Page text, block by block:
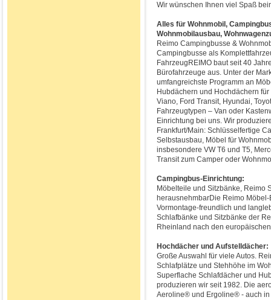
Wir wünschen Ihnen viel Spaß
Alles für Wohnmobil,
Wohnmobilausbau,
Reimo Campingbusse &
Campingbusse als
FahrzeugREIMO baut seit 40
Bürofahrzeuge aus. Unter der
umfangreichste Programm an
Hubdächern und Hochdächern
Viano, Ford Transit, Hyundai,
Fahrzeugtypen – Van oder
Einrichtung bei uns. Wir
Frankfurt/Main: Schlüsselfertige
Selbstausbau, Möbel für
insbesondere VW T6 und T5,
Transit zum Camper oder
Campingbus-Einrichtung:
Möbelteile und Sitzbänke, Reimo
herausnehmbarDie Reimo
Vormontage-freundlich und
Schlafbänke und Sitzbänke der
Rheinland nach den
Hochdächer und Aufstelldächer:
Große Auswahl für viele Autos.
Schlafplätze und Stehhöhe im
Superflache Schlafdächer und
produzieren wir seit 1982. Die
Aeroline® und Ergoline® - auch in